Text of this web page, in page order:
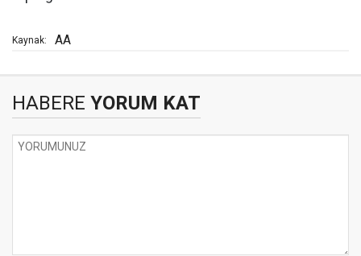
Kaynak: AA
HABERE YORUM KAT